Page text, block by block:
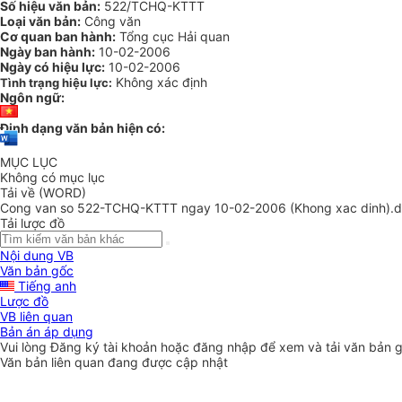
Số hiệu văn bản: 522/TCHQ-KTTT
Loại văn bản: Công văn
Cơ quan ban hành: Tổng cục Hải quan
Ngày ban hành: 10-02-2006
Ngày có hiệu lực: 10-02-2006
Tình trạng hiệu lực: Không xác định
Ngôn ngữ:
Định dạng văn bản hiện có:
MỤC LỤC
Không có mục lục
Tải về (WORD)
Cong van so 522-TCHQ-KTTT ngay 10-02-2006 (Khong xac
Tải lược đồ
Nội dung VB
Văn bản gốc
Tiếng anh
Lược đồ
VB liên quan
Bản án áp dụng
Vui lòngĐăng ký tài khoản hoặc đăng nhập để xem và tải văn bản
Văn bản liên quan đang được cập nhật